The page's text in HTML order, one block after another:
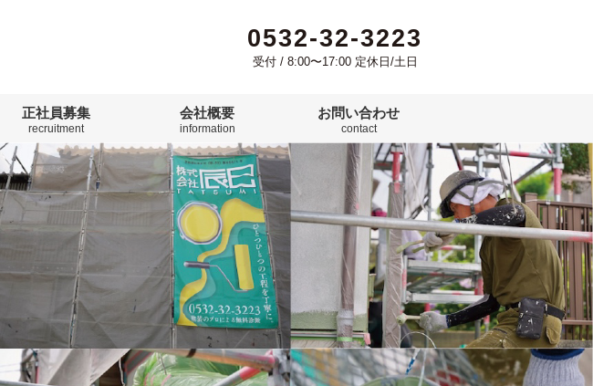
0532-32-3223
受付 / 8:00〜17:00 定休日/土日
正社員募集
recruitment
会社概要
information
お問い合わせ
contact